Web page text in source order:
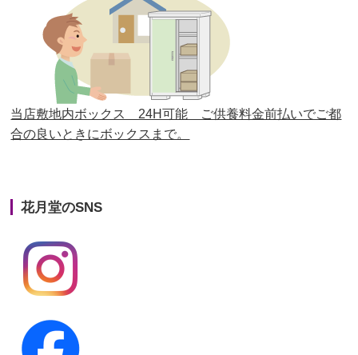
第26回人形供養祭平成28年12月15日(木)
第25回人形供養祭 平成28年6月16日(木)
第24回人形供養祭 平成27年11月27日
第23回人形供養祭平成26年12月5日
第22回人形供養祭平成26年4月28日
第20回人形供養祭
第19回人形供養祭
第18回人形供養祭
第16回人形供養祭
当店敷地内ボックス 24H可能 ご供養料金前払いでご都
合の良いときにボックスまで。
花月堂のSNS